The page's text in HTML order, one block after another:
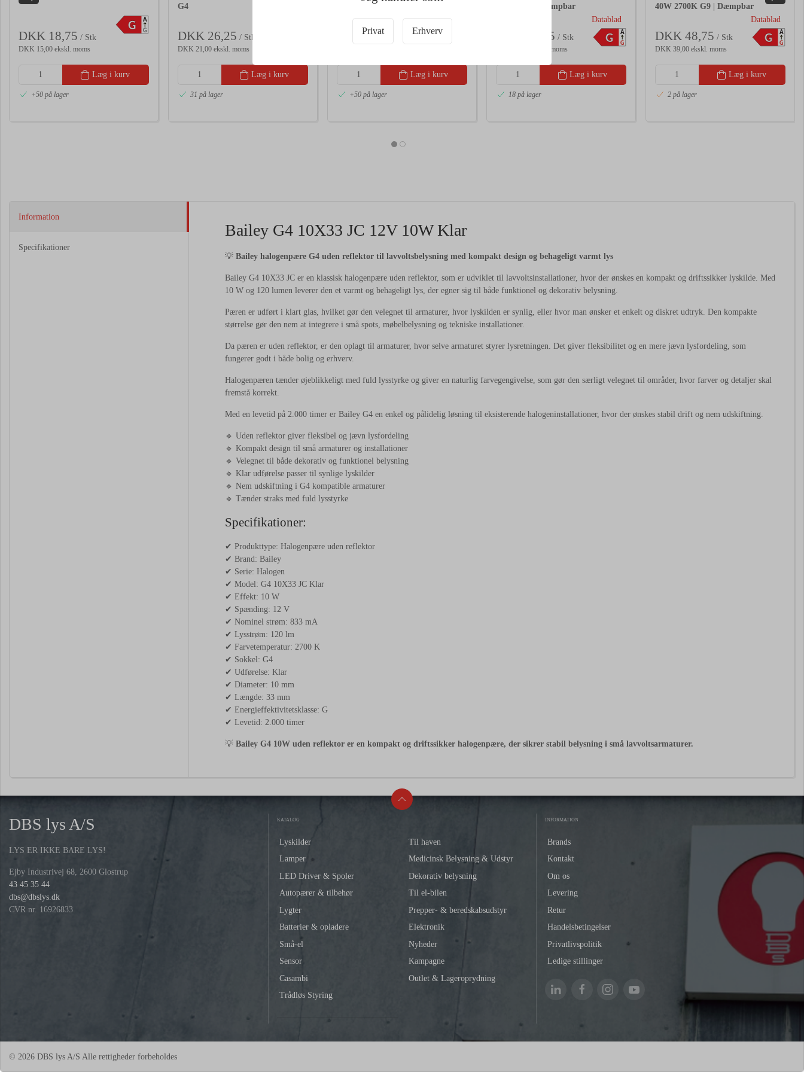
Privat Erhverv
DKK 18,75 / Stk
G A
G
DKK 15,00 ekskl. moms
Læg i kurv
+50 på lager
G4
DKK 26,25 / Stk
DKK 21,00 ekskl. moms
Læg i kurv
31 på lager
Halogenpære | 300 °C | Klar
DKK 28,75
Datablad
Læg i kurv
+50 på lager
2800K G4 | Dæmpbar
DKK 31,25 / Stk
Datablad
G A
G
DKK 25,00 ekskl. moms
Læg i kurv
18 på lager
40W 2700K G9 | Dæmpbar
DKK 48,75 / Stk
Datablad
G A
G
DKK 39,00 ekskl. moms
Læg i kurv
2 på lager
Information
Specifikationer
Bailey G4 10X33 JC 12V 10W Klar
💡 Bailey halogenpære G4 uden reflektor til lavvoltsbelysning med kompakt design og behageligt varmt lys
Bailey G4 10X33 JC er en klassisk halogenpære uden reflektor, som er udviklet til lavvoltsinstallationer, hvor der ønskes en kompakt og driftssikker lyskilde. Med
10 W og 120 lumen leverer den et varmt og behageligt lys, der egner sig til både funktionel og dekorativ belysning.
Pæren er udført i klart glas, hvilket gør den velegnet til armaturer, hvor lyskilden er synlig, eller hvor man ønsker et enkelt og diskret udtryk. Den kompakte
størrelse gør den nem at integrere i små spots, møbelbelysning og tekniske installationer.
Da pæren er uden reflektor, er den oplagt til armaturer, hvor selve armaturet styrer lysretningen. Det giver fleksibilitet og en mere jævn lysfordeling, som
fungerer godt i både bolig og erhverv.
Halogenpæren tænder øjeblikkeligt med fuld lysstyrke og giver en naturlig farvegengivelse, som gør den særligt velegnet til områder, hvor farver og detaljer skal
fremstå korrekt.
Med en levetid på 2.000 timer er Bailey G4 en enkel og pålidelig løsning til eksisterende halogeninstallationer, hvor der ønskes stabil drift og nem udskiftning.
🔹 Uden reflektor giver fleksibel og jævn lysfordeling
🔹 Kompakt design til små armaturer og installationer
🔹 Velegnet til både dekorativ og funktionel belysning
🔹 Klar udførelse passer til synlige lyskilder
🔹 Nem udskiftning i G4 kompatible armaturer
🔹 Tænder straks med fuld lysstyrke
Specifikationer:
✔ Produkttype: Halogenpære uden reflektor
✔ Brand: Bailey
✔ Serie: Halogen
✔ Model: G4 10X33 JC Klar
✔ Effekt: 10 W
✔ Spænding: 12 V
✔ Nominel strøm: 833 mA
✔ Lysstrøm: 120 lm
✔ Farvetemperatur: 2700 K
✔ Sokkel: G4
✔ Udførelse: Klar
✔ Diameter: 10 mm
✔ Længde: 33 mm
✔ Energieffektivitetsklasse: G
✔ Levetid: 2.000 timer
💡 Bailey G4 10W uden reflektor er en kompakt og driftssikker halogenpære, der sikrer stabil belysning i små lavvoltsarmaturer.
DBS lys A/S
LYS ER IKKE BARE LYS!
Ejby Industrivej 68, 2600 Glostrup
43 45 35 44
dbs@dbslys.dk
CVR nr. 16926833
KATALOG
Lyskilder
Lamper
LED Driver & Spoler
Autopærer & tilbehør
Lygter
Batterier & opladere
Små-el
Sensor
Casambi
Trådløs Styring
Til haven
Medicinsk Belysning & Udstyr
Dekorativ belysning
Til el-bilen
Prepper- & beredskabsudstyr
Elektronik
Nyheder
Kampagne
Outlet & Lageroprydning
INFORMATION
Brands
Kontakt
Om os
Levering
Retur
Handelsbetingelser
Privatlivspolitik
Ledige stillinger
© 2026 DBS lys A/S Alle rettigheder forbeholdes